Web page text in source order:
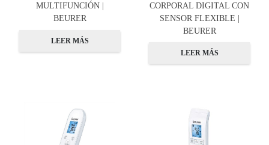
MULTIFUNCIÓN |
BEURER
LEER MÁS
CORPORAL DIGITAL CON
SENSOR FLEXIBLE |
BEURER
LEER MÁS